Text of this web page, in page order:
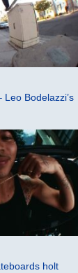
Bodelazzi’s
holt